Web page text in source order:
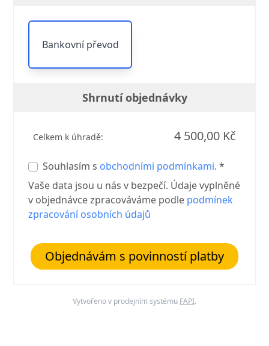
Bankovní převod
Shrnutí objednávky
Celkem k úhradě: 4 500,00 Kč
Souhlasím s obchodními podmínkami. *
Vaše data jsou u nás v bezpečí. Údaje vyplněné
v objednávce zpracováváme podle podmínek
zpracování osobních údajů
Objednávám s povinností platby
Vytvořeno v prodejním systému FAPI.